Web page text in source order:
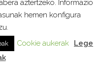
aztertzeko. Informazio
hemen konfigura
Cookie aukerak
Lege